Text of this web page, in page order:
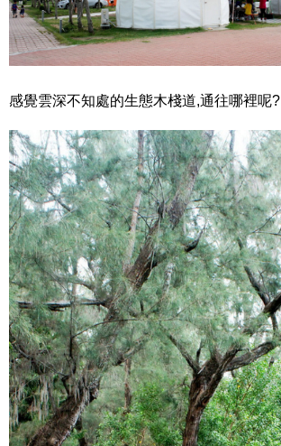
感覺雲深不知處的生態木棧道,通往哪裡呢?